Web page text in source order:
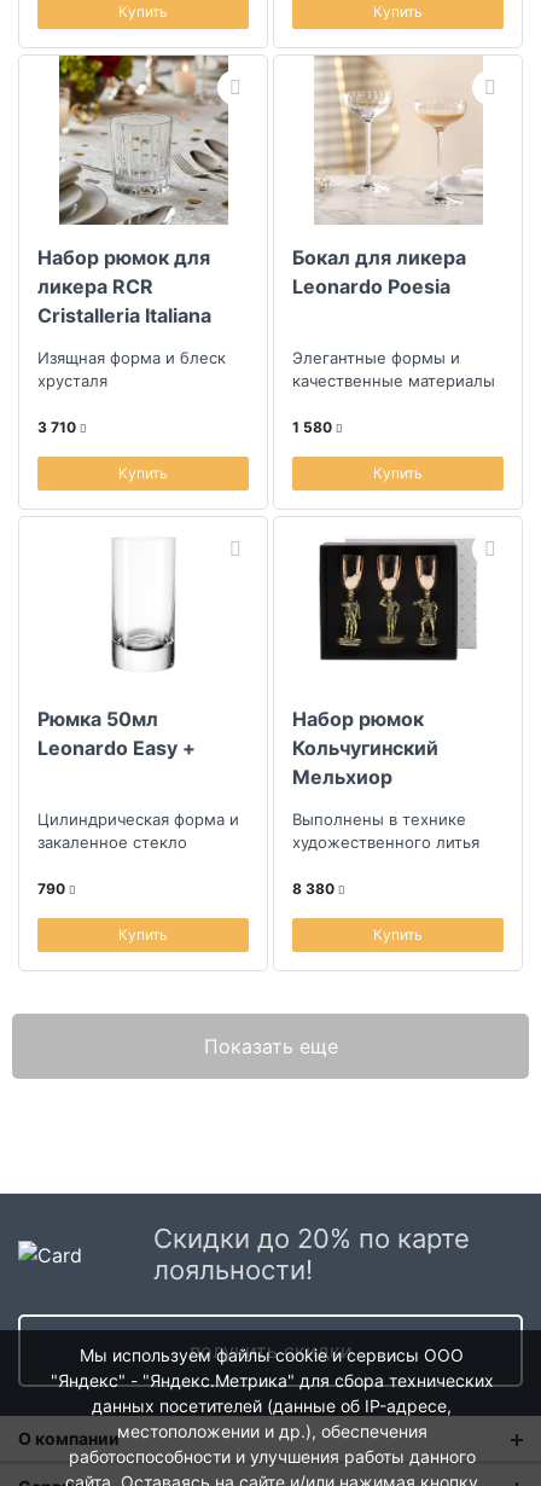
Купить Купить
Набор рюмок для
ликера RCR
Cristalleria Italiana
Изящная форма и блеск
хрусталя
3 710
Купить
Бокал для ликера
Leonardo Poesia
Элегантные формы и
качественные материалы
1 580
Купить
Рюмка 50мл
Leonardo Easy +
Цилиндрическая форма и
закаленное стекло
790
Купить
Набор рюмок
Кольчугинский
Мельхиор
Аты-Баты медь-
3шт в футляре
Выполнены в технике
художественного литья
8 380
Купить
Показать еще
Скидки до 20% по карте
лояльности!
получить скидки
О компании
О нас
Мы используем файлы cookie и сервисы ООО
"Яндекс" - "Яндекс.Метрика" для сбора технических
данных посетителей (данные об IP-адресе,
местоположении и др.), обеспечения
работоспособности и улучшения работы данного
сайта. Оставаясь на сайте и/или нажимая кнопку